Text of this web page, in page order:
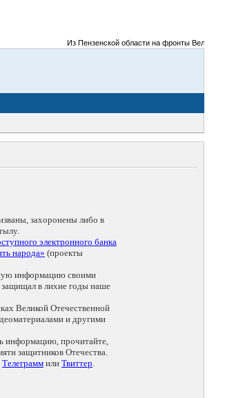
Из Пензенской области на фронты Великой
захоронены либо в
электронного банка
народа» (проекты
информацию своими
защищал в лихие годы наше
Великой Отечественной
и другими
информацию, прочитайте,
защитников Отечества.
Телеграмм или Твиттер.